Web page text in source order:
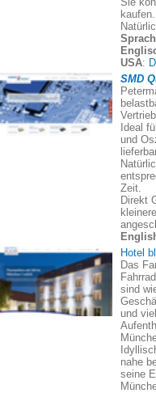
kaufen.
USA:
SMD
Ideal
und
Zeit.
Direkt
Hotel
Das
sind
und
nahe
seine